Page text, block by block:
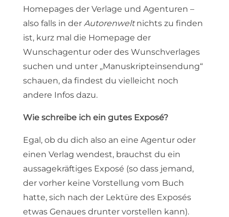
Homepages der Verlage und Agenturen –
also falls in der Autorenweltnichts zu finden
ist, kurz mal die Homepage der
Wunschagentur oder des Wunschverlages
suchen und unter „Manuskripteinsendung“
schauen, da findest du vielleicht noch
andere Infos dazu.
Wie schreibe ich ein gutes Exposé?
Egal, ob du dich also an eine Agentur oder
einen Verlag wendest, brauchst du ein
aussagekräftiges Exposé (so dass jemand,
der vorher keine Vorstellung vom Buch
hatte, sich nach der Lektüre des Exposés
etwas Genaues drunter vorstellen kann).